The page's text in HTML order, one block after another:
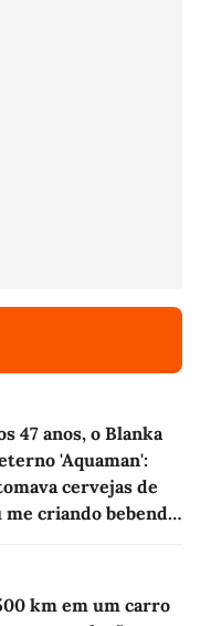
47 anos, o Blanka
'Aquaman':
cervejas de
me criando bebendo
km em um carro